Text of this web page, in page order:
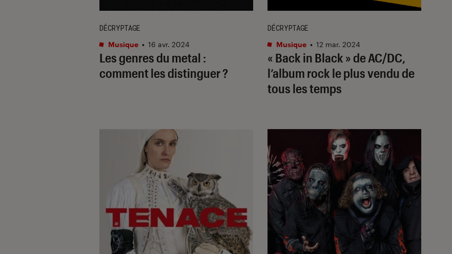
Les genres du metal :
comment les distinguer ?
DÉCRYPTAGE
Musique • 16 avr. 2024
« Back in Black » de AC/DC,
l’album rock le plus vendu de
tous les temps
DÉCRYPTAGE
Musique • 12 mar. 2024